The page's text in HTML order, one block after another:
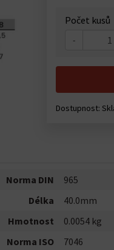
Počet kusů
-
Dostupnost:
Norma DIN
965
Délka
40.0mm
Hmotnost
0.0054 kg
Norma ISO
7046